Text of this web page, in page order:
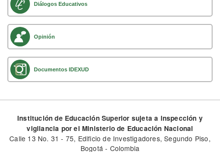
Diálogos Educativos
Opinión
Documentos IDEXUD
Institución de Educación Superior sujeta a inspección y
vigilancia por el Ministerio de Educación Nacional
Calle 13 No. 31 - 75, Edificio de Investigadores, Segundo Piso,
Bogotá - Colombia